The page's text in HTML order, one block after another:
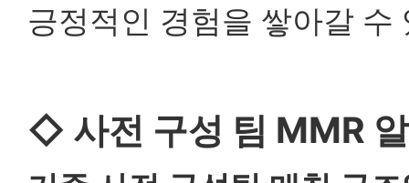
긍정적인 경험을 쌓아갈 수
◇ 사전 구성 팀 MMR